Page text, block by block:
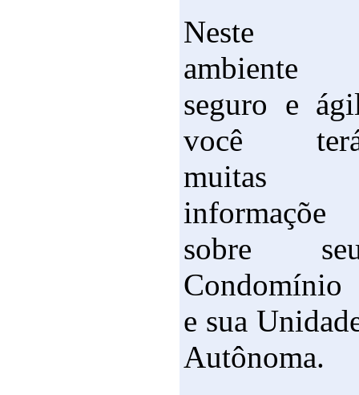
Neste
ambiente
seguro e
você
muitas
informaçõe
sobre
Condomínio
e sua
Autônoma.